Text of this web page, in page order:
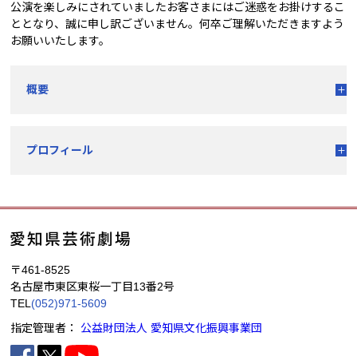
公演を楽しみにされていましたお客さまにはご迷惑をお掛けするこ
ととなり、誠に申し訳ございません。何卒ご理解いただきますよう
お願いいたします。
概要
プロフィール
〒461-8525
名古屋市東区東桜一丁目13番2号
TEL (052)971-5609
指定管理者： 公益財団法人 愛知県文化振興事業団